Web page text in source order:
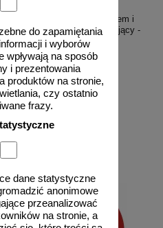
do zapamiętania
i wyborów
wpływają na sposób
i prezentowania
produktów na stronie,
czy ostatnio
frazy.
dane statystyczne
anonimowe
przeanalizować
na stronie, a
Zakaz wstępu z jedzeniem i
piciem - znak bhp zakazujący -
GAP022
od 2,58 zł